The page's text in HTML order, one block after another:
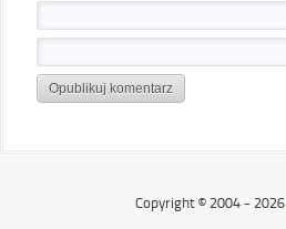
Copyright © 2004 - 2026